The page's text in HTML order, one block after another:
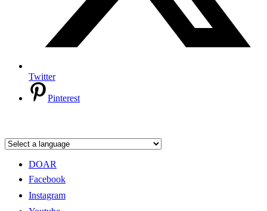
Twitter
Pinterest
DOAR
Facebook
Instagram